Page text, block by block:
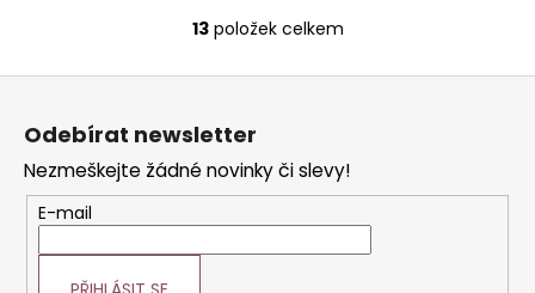
O
v
a
c
í
p
13položek celkem
Z
Odebírat newsletter
Nezmeškejte žádné novinky či slevy!
E-mail